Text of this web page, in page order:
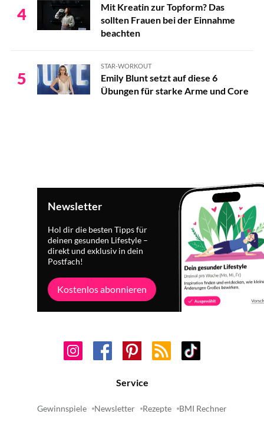
4
Mit Kreatin zur Topform? Das
sollten Frauen bei der Einnahme
beachten
5
STAR-WORKOUT
Emily Blunt setzt auf diese 6
Übungen für starke Arme und Core
Newsletter
Hol dir die besten Tipps für
deinen gesunden Lifestyle –
direkt und exklusiv in dein
Postfach!
Kostenlos abonnieren
Service
Gewinnspiele Newsletter Rezepte BMI Rechner